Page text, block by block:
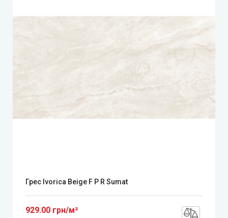
Грес Ivorica Beige F P R Sumat
929.00 грн/м²